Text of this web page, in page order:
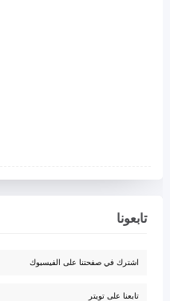
تابعونا
اشترك في صفحتنا على الفيسبوك
تابعنا على تويتر